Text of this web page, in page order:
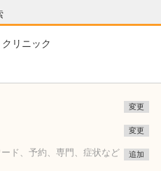
リニック
変更
変更
ド、予約、専門、症状など
追加